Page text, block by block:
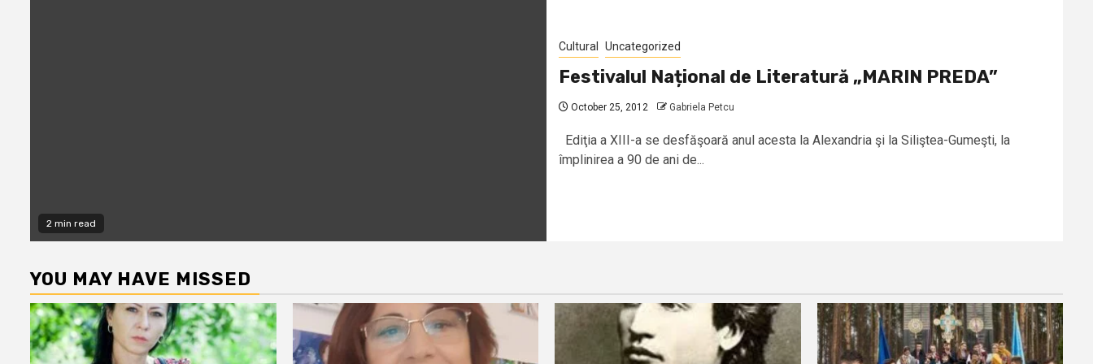
2 min read
Cultural Uncategorized
Festivalul Național de Literatură „MARIN PREDA”
October 25, 2012 Gabriela Petcu
Ediţia a XIII-a se desfăşoară anul acesta la Alexandria şi la Siliştea-Gumeşti, la
împlinirea a 90 de ani de...
YOU MAY HAVE MISSED